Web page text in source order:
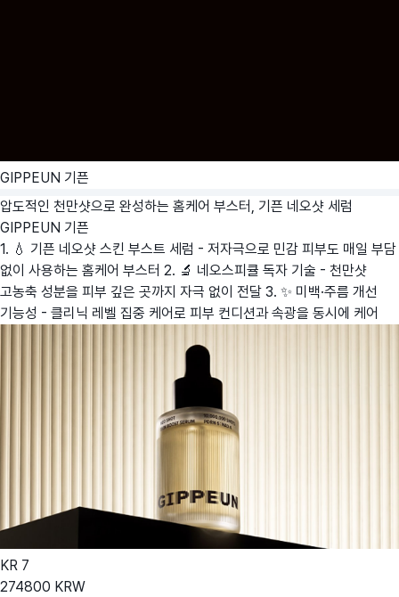
GIPPEUN 기픈
압도적인 천만샷으로 완성하는 홈케어 부스터, 기픈 네오샷 세럼
GIPPEUN 기픈
1. 💧 기픈 네오샷 스킨 부스트 세럼 - 저자극으로 민감 피부도 매일 부담
없이 사용하는 홈케어 부스터 2. 🔬 네오스피큘 독자 기술 - 천만샷
고농축 성분을 피부 깊은 곳까지 자극 없이 전달 3. ✨ 미백·주름 개선
기능성 - 클리닉 레벨 집중 케어로 피부 컨디션과 속광을 동시에 케어
KR 7
274800 KRW